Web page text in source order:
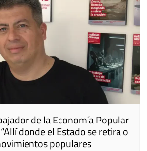
de la Economía Popular
donde el Estado se retira o
populares